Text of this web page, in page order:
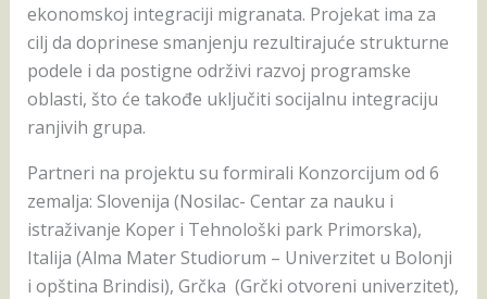
ekonomskoj integraciji migranata. Projekat ima za
cilj da doprinese smanjenju rezultirajuće strukturne
podele i da postigne održivi razvoj programske
oblasti, što će takođe uključiti socijalnu integraciju
ranjivih grupa.
Partneri na projektu su formirali Konzorcijum od 6
zemalja: Slovenija (Nosilac- Centar za nauku i
istraživanje Koper i Tehnološki park Primorska),
Italija (Alma Mater Studiorum – Univerzitet u Bolonji
i opština Brindisi), Grčka (Grčki otvoreni univerzitet),